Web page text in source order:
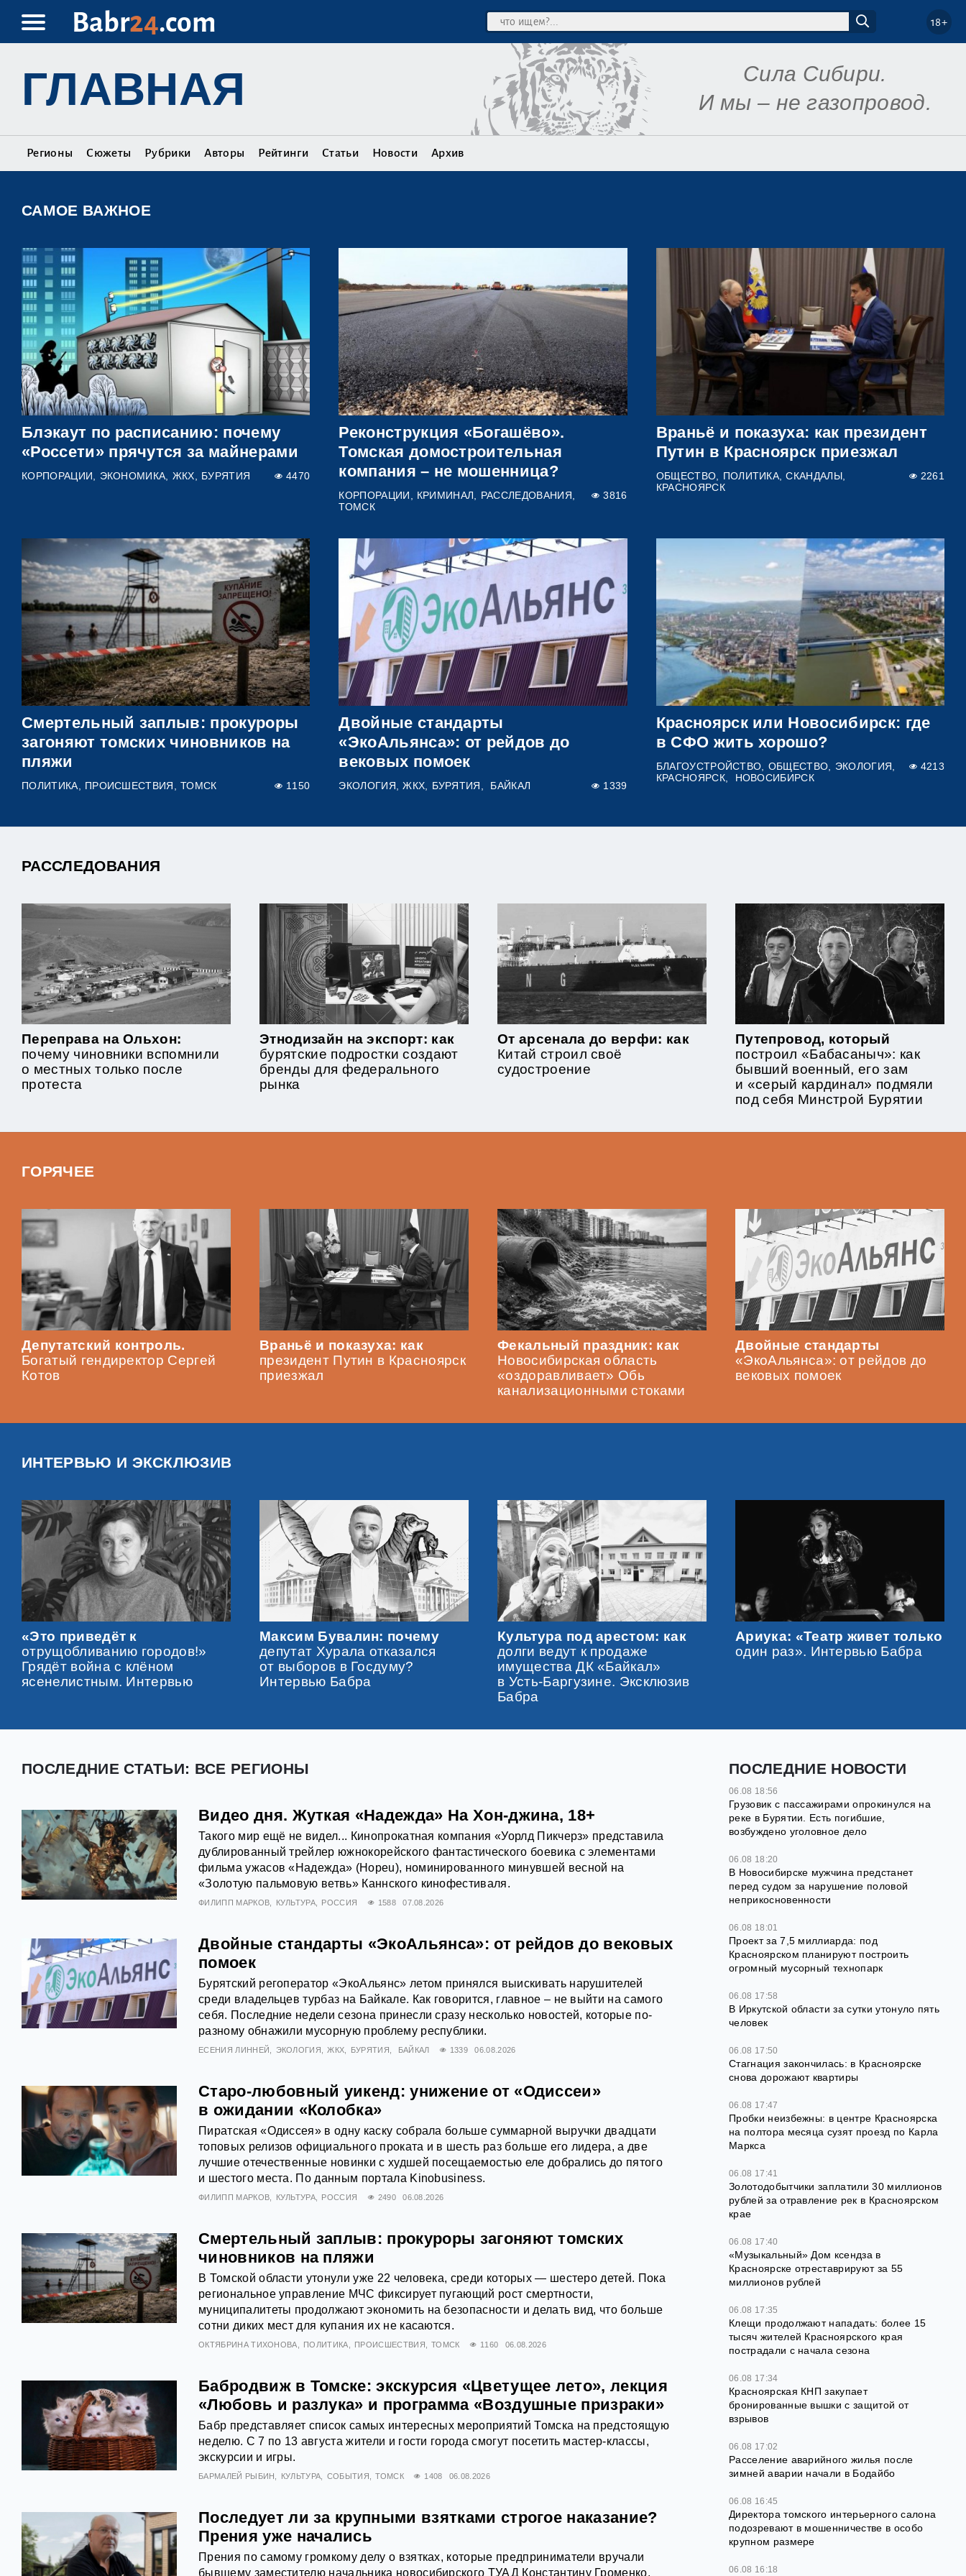
Babr24.com 18+
Сила Сибири.
И мы – не газопровод.
ГЛАВНАЯ
Регионы Сюжеты Рубрики Авторы Рейтинги Статьи Новости Архив
САМОЕ ВАЖНОЕ
Блэкаут по расписанию: почему
«Россети» прячутся за майнерами
КОРПОРАЦИИ ЭКОНОМИКА ЖКХ БУРЯТИЯ 4470
Реконструкция «Богашёво».
Томская домостроительная
компания – не мошенница?
КОРПОРАЦИИ КРИМИНАЛ
РАССЛЕДОВАНИЯ
ТОМСК
3816
Враньё и показуха: как президент
Путин в Красноярск приезжал
ОБЩЕСТВО ПОЛИТИКА
СКАНДАЛЫ
КРАСНОЯРСК
2261
Смертельный заплыв: прокуроры
загоняют томских чиновников на
пляжи
ПОЛИТИКА ПРОИСШЕСТВИЯ ТОМСК 1150
Двойные стандарты
«ЭкоАльянса»: от рейдов до
вековых помоек
ЭКОЛОГИЯ ЖКХ БУРЯТИЯ БАЙКАЛ 1339
Красноярск или Новосибирск: где
в СФО жить хорошо?
БЛАГОУСТРОЙСТВО ОБЩЕСТВО
ЭКОЛОГИЯ
КРАСНОЯРСК
НОВОСИБИРСК
4213
РАССЛЕДОВАНИЯ
Переправа на Ольхон:
почему чиновники вспомнили
о местных только после
протеста
Этнодизайн на экспорт: как
бурятские подростки создают
бренды для федерального
рынка
От арсенала до верфи: как
Китай строил своё
судостроение
Путепровод, который
построил «Бабасаныч»: как
бывший военный, его зам
и «серый кардинал» подмяли
под себя Минстрой Бурятии
ГОРЯЧЕЕ
Депутатский контроль.
Богатый гендиректор Сергей
Котов
Враньё и показуха: как
президент Путин в Красноярск
приезжал
Фекальный праздник: как
Новосибирская область
«оздоравливает» Обь
канализационными стоками
Двойные стандарты
«ЭкоАльянса»: от рейдов до
вековых помоек
ИНТЕРВЬЮ И ЭКСКЛЮЗИВ
«Это приведёт к
отрущобливанию городов!»
Грядёт война с клёном
ясенелистным. Интервью
Максим Бувалин: почему
депутат Хурала отказался
от выборов в Госдуму?
Интервью Бабра
Культура под арестом: как
долги ведут к продаже
имущества ДК «Байкал»
в Усть-Баргузине. Эксклюзив
Бабра
Ариука: «Театр живет только
один раз». Интервью Бабра
ПОСЛЕДНИЕ СТАТЬИ: ВСЕ РЕГИОНЫ
Видео дня. Жуткая «Надежда» На Хон-джина, 18+
Такого мир ещё не видел... Кинопрокатная компания «Уорлд Пикчерз» представила
дублированный трейлер южнокорейского фантастического боевика с элементами
фильма ужасов «Надежда» (Hopeu), номинированного минувшей весной на
«Золотую пальмовую ветвь» Каннского кинофестиваля.
ФИЛИПП МАРКОВ КУЛЬТУРА РОССИЯ 1588 07.08.2026
Двойные стандарты «ЭкоАльянса»: от рейдов до вековых
помоек
Бурятский регоператор «ЭкоАльянс» летом принялся выискивать нарушителей
среди владельцев турбаз на Байкале. Как говорится, главное – не выйти на самого
себя. Последние недели сезона принесли сразу несколько новостей, которые по-
разному обнажили мусорную проблему республики.
ЕСЕНИЯ ЛИННЕЙ ЭКОЛОГИЯ ЖКХ БУРЯТИЯ БАЙКАЛ 1339 06.08.2026
Старо-любовный уикенд: унижение от «Одиссеи»
в ожидании «Колобка»
Пиратская «Одиссея» в одну каску собрала больше суммарной выручки двадцати
топовых релизов официального проката и в шесть раз больше его лидера, а две
лучшие отечественные новинки с худшей посещаемостью еле добрались до пятого
и шестого места. По данным портала Kinobusiness.
ФИЛИПП МАРКОВ КУЛЬТУРА РОССИЯ 2490 06.08.2026
Смертельный заплыв: прокуроры загоняют томских
чиновников на пляжи
В Томской области утонули уже 22 человека, среди которых — шестеро детей. Пока
региональное управление МЧС фиксирует пугающий рост смертности,
муниципалитеты продолжают экономить на безопасности и делать вид, что больше
сотни диких мест для купания их не касаются.
ОКТЯБРИНА ТИХОНОВА ПОЛИТИКА ПРОИСШЕСТВИЯ ТОМСК 1160 06.08.2026
Бабродвиж в Томске: экскурсия «Цветущее лето», лекция
«Любовь и разлука» и программа «Воздушные призраки»
Бабр представляет список самых интересных мероприятий Томска на предстоящую
неделю. С 7 по 13 августа жители и гости города смогут посетить мастер-классы,
экскурсии и игры.
БАРМАЛЕЙ РЫБИН КУЛЬТУРА СОБЫТИЯ ТОМСК 1408 06.08.2026
Последует ли за крупными взятками строгое наказание?
Прения уже начались
Прения по самому громкому делу о взятках, которые предприниматели вручали
бывшему заместителю начальника новосибирского ТУАД Константину Громенко,
ПОСЛЕДНИЕ НОВОСТИ
06.08 18:56
Грузовик с пассажирами опрокинулся на
реке в Бурятии. Есть погибшие,
возбуждено уголовное дело
06.08 18:20
В Новосибирске мужчина предстанет
перед судом за нарушение половой
неприкосновенности
06.08 18:01
Проект за 7,5 миллиарда: под
Красноярском планируют построить
огромный мусорный технопарк
06.08 17:58
В Иркутской области за сутки утонуло пять
человек
06.08 17:50
Стагнация закончилась: в Красноярске
снова дорожают квартиры
06.08 17:47
Пробки неизбежны: в центре Красноярска
на полтора месяца сузят проезд по Карла
Маркса
06.08 17:41
Золотодобытчики заплатили 30 миллионов
рублей за отравление рек в Красноярском
крае
06.08 17:40
«Музыкальный» Дом ксендза в
Красноярске отреставрируют за 55
миллионов рублей
06.08 17:35
Клещи продолжают нападать: более 15
тысяч жителей Красноярского края
пострадали с начала сезона
06.08 17:34
Красноярская КНП закупает
бронированные вышки с защитой от
взрывов
06.08 17:02
Расселение аварийного жилья после
зимней аварии начали в Бодайбо
06.08 16:45
Директора томского интерьерного салона
подозревают в мошенничестве в особо
крупном размере
06.08 16:18